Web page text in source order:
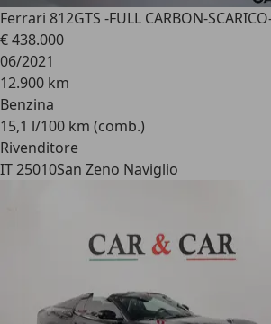
Ferrari 812GTS -FULL CARBON-
€ 438.000
06/2021
12.900 km
Benzina
15,1 l/100 km (comb.)
Rivenditore
IT 25010San Zeno Naviglio